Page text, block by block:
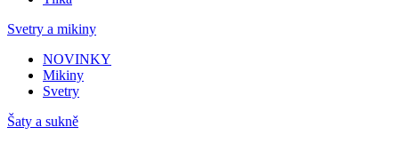
Svetry a mikiny
NOVINKY
Mikiny
Svetry
Šaty a sukně